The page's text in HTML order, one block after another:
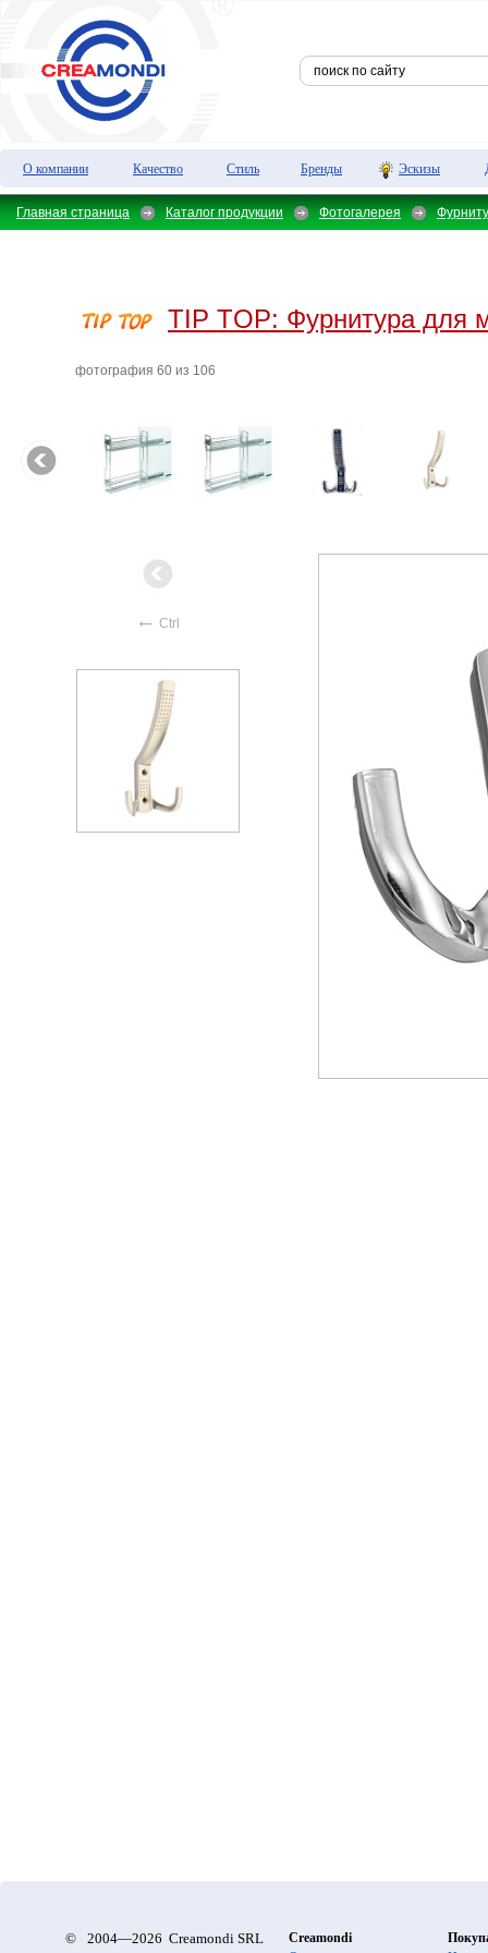
О компании Качество Стиль Бренды Эскизы
Главная страница Каталог продукции Фотогалерея
TIP TOP: Фурнитура для
фотография 60 из 106
← Ctrl
© 2004—2026 Creamondi SRL
Creamondi